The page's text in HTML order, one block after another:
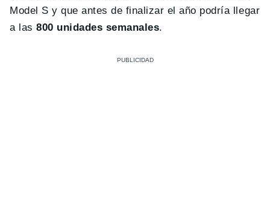
Model S y que antes de finalizar el año podría llegar
a las 800 unidades semanales.